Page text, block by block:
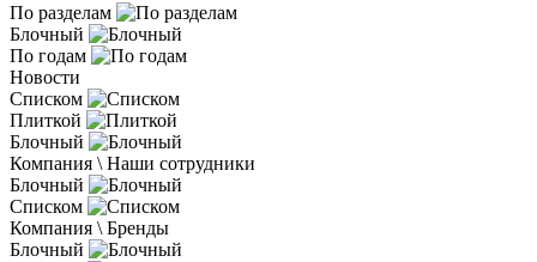
По разделам
Блочный
По годам
Новости
Списком
Плиткой
Блочный
Компания \ Наши сотрудники
Блочный
Списком
Компания \ Бренды
Блочный